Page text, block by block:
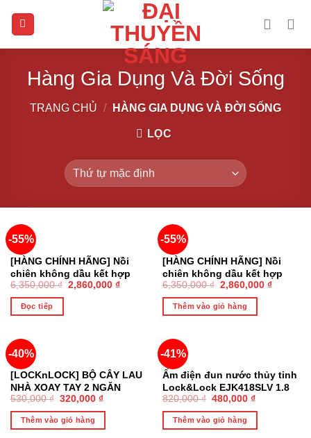
Hàng Gia Dụng Và Đời Sống
TRANG CHỦ / HÀNG GIA DỤNG VÀ ĐỜI SỐNG
LỌC
-55%
HẾT HÀNG
[HÀNG CHÍNH HÃNG] Nồi
chiên không dầu kết hợp
chức năng hấp Lock&Lock
Steam Air Fryer 7L –
EJF881IVY (Ngà)
6,350,000₫ 2,860,000 ₫
Đọc tiếp
-55%
[HÀNG CHÍNH HÃNG] Nồi
chiên không dầu kết hợp
chức năng hấp Lock&Lock
Steam Air Fryer 7L – EJF881
(Đen)
6,350,000₫ 2,860,000 ₫
Thêm vào giỏ hàng
-40%
[LOCKnLOCK] BỘ CÂY LAU
NHÀ XOAY TAY 2 NGĂN
SWEEPY ETM971 – Chính
Hãng
530,000₫ 320,000 ₫
Thêm vào giỏ hàng
-41%
Ấm điện đun nước thủy tinh
Lock&Lock EJK418SLV 1.8
lít
820,000₫ 480,000 ₫
Thêm vào giỏ hàng